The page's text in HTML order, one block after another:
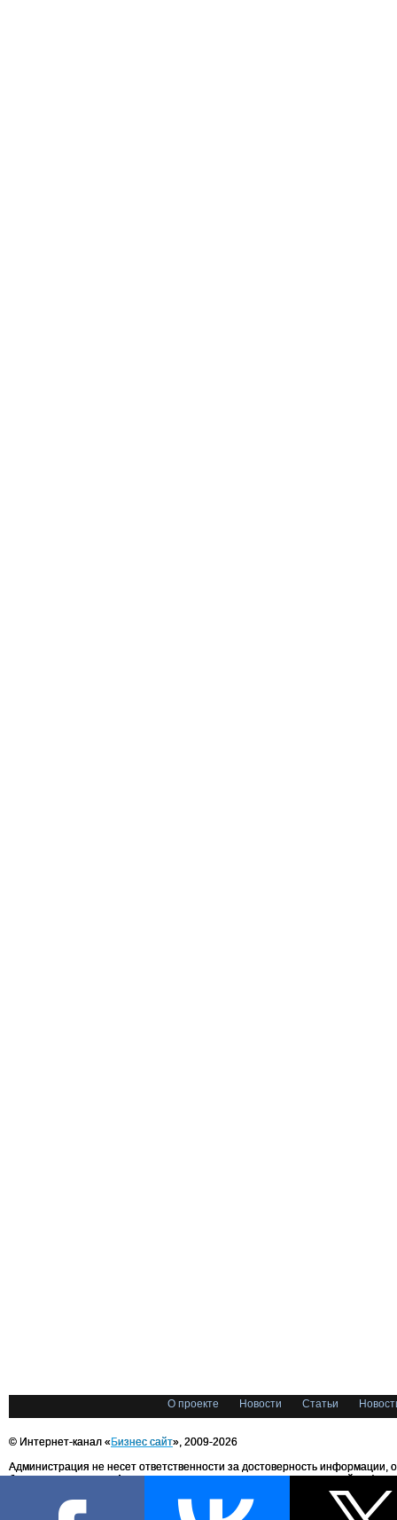
О проекте Новости Статьи
© Интернет-канал «Бизнес сайт», 2009-2026
Администрация не несет ответственности за достоверность информации,
блоггерами портала. Администрация не предоставляет справочной
Все права на любые материалы, опубликованные на сайте, защищены в
международным законодательством об авторском праве и смежных правах. При